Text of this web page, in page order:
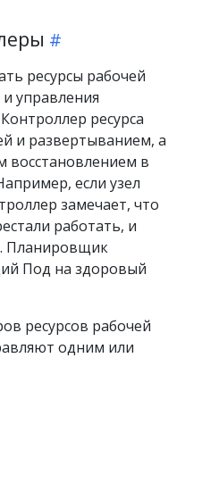
ресурсы рабочей
и управления
ресурса
и развертыванием, а
восстановлением в
если узел
замечает, что
работать, и
Планировщик
Под на здоровый
ресурсов рабочей
одним или